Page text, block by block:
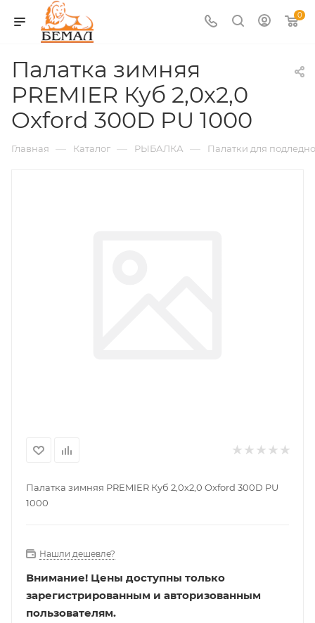
0
Палатка зимняя
PREMIER Куб 2,0х2,0
Oxford 300D PU 1000
Главная — Каталог — РЫБАЛКА — Палатки для
Палатка зимняя PREMIER Куб 2,0х2,0 Oxford 300D PU
1000
Нашли дешевле?
Внимание! Цены доступны только
зарегистрированным и авторизованным
пользователям.